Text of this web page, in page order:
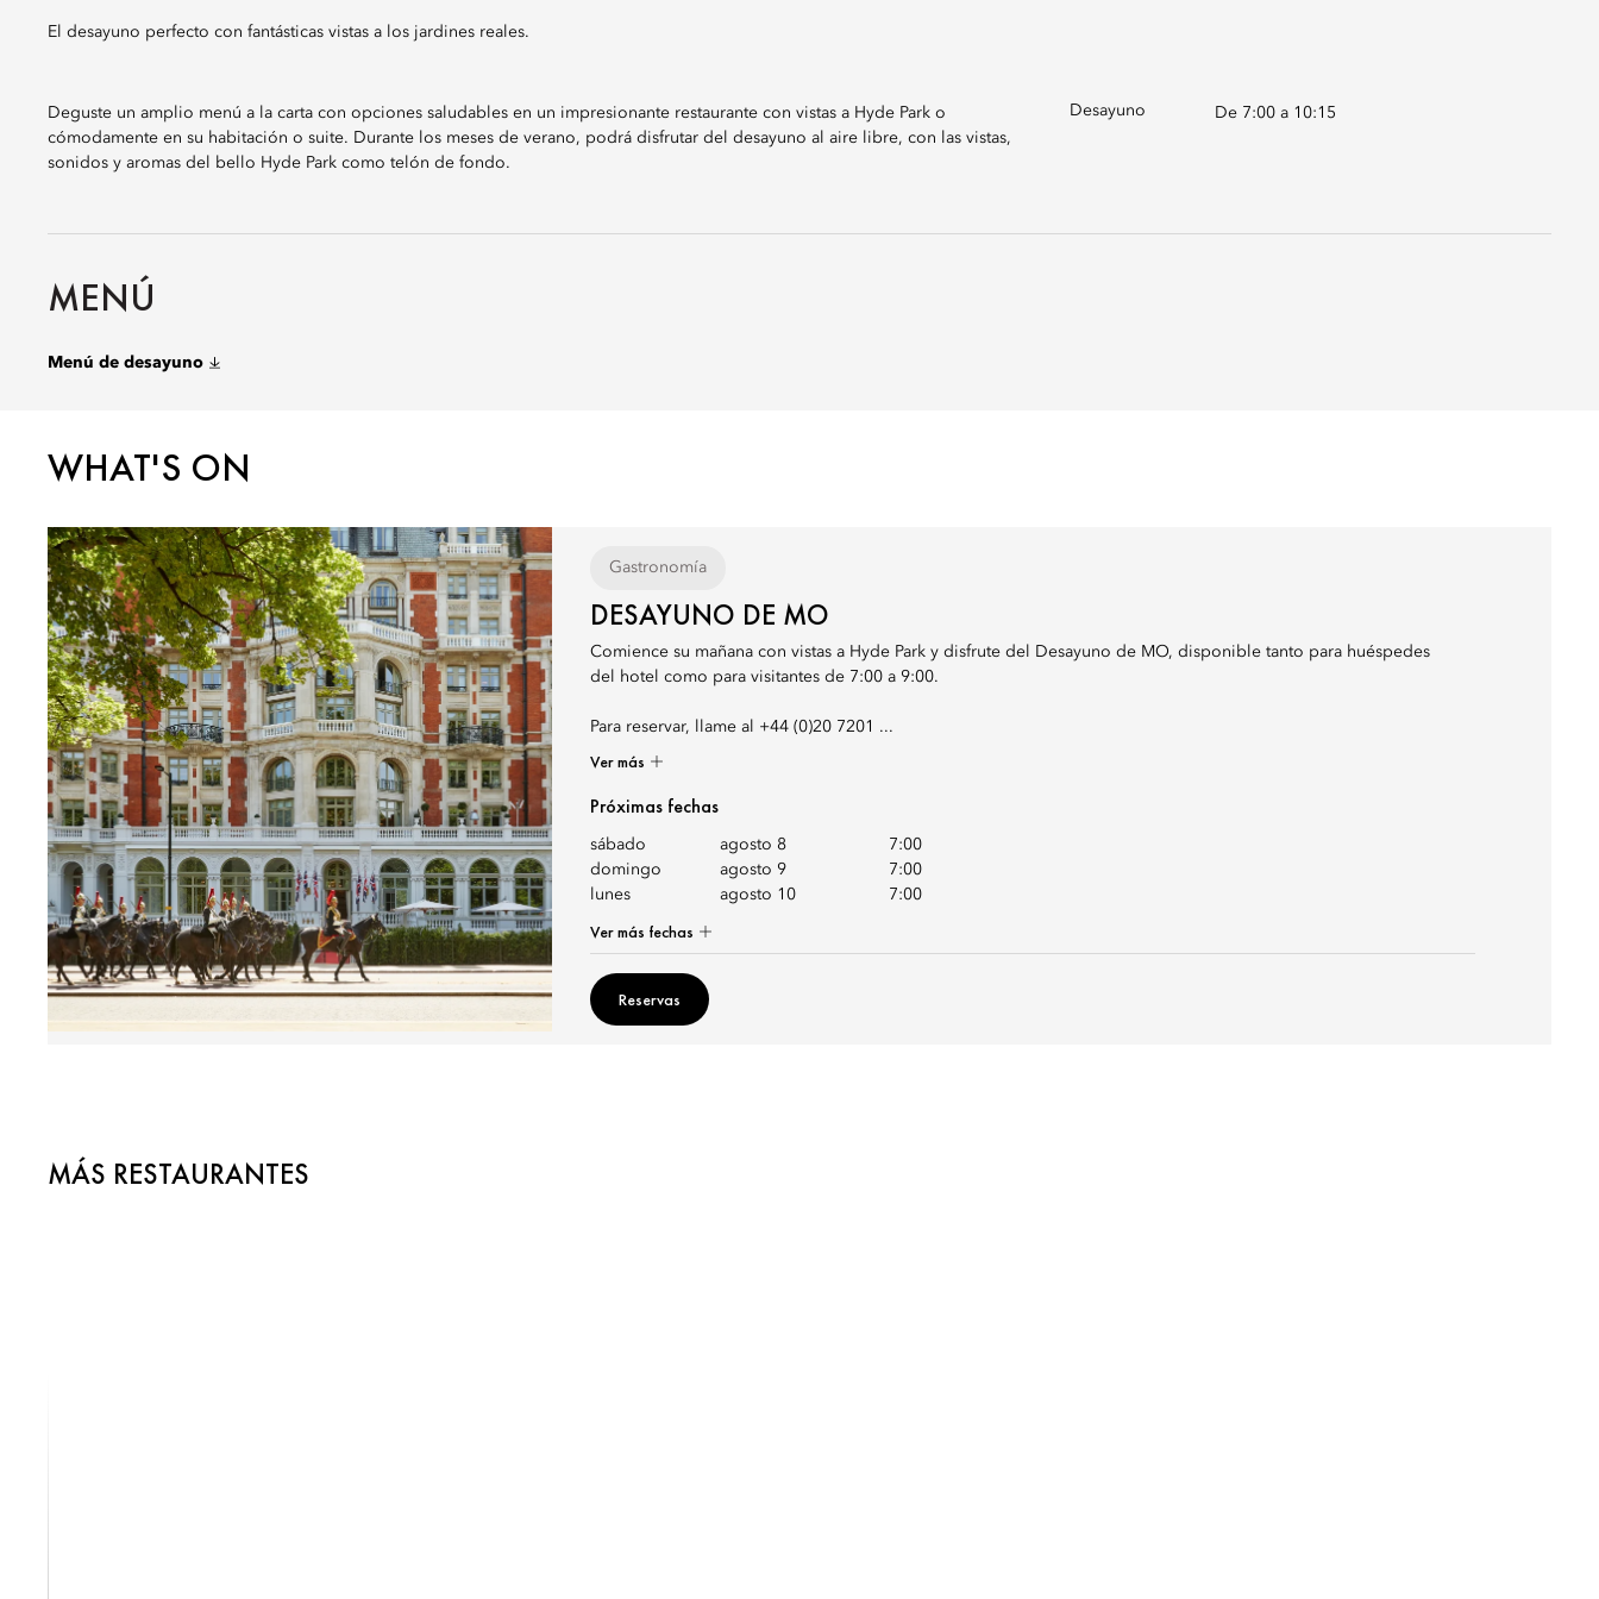
El desayuno perfecto con fantásticas vistas a los jardines reales.
Deguste un amplio menú a la carta con opciones saludables en un impresionante restaurante con vistas a Hyde Park o
cómodamente en su habitación o suite. Durante los meses de verano, podrá disfrutar del desayuno al aire libre, con las vistas,
sonidos y aromas del bello Hyde Park como telón de fondo.
Desayuno De 7:00 a 10:15
MENÚ
Menú de desayuno
WHAT'S ON
Gastronomía
DESAYUNO DE MO
Comience su mañana con vistas a Hyde Park y disfrute del Desayuno de MO, disponible tanto para huéspedes
del hotel como para visitantes de 7:00 a 9:00.
Para reservar, llame al +44 (0)20 7201 ...
Ver más
Próximas fechas
sábado agosto 8
7:00
domingo
agosto 9
7:00
lunes
agosto 10 7:00
Ver más fechas
Reservas
MÁS RESTAURANTES